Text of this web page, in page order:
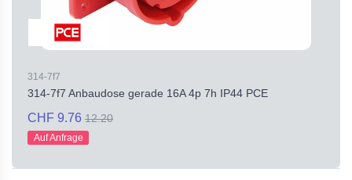
314-7f7
314-7f7 Anbaudose gerade 16A 4p 7h IP44 PCE
CHF 9.76 12.20
Auf Anfrage